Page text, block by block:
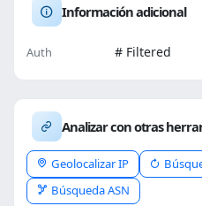
Información adicional
Auth # Filtered
Analizar con otras
Geolocalizar IP
Búsqueda ASN